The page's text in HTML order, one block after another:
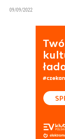
09/09/2022